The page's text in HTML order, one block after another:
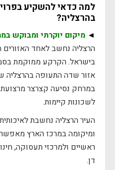
למה כדאי להשקיע
בהרצליה?
◄ מיקום יוקרתי ומבוקש
הרצליה נחשב לאחד האזורים
בישראל. הקרקע ממוקמת
אזור שדה התעופה בהרצליה
במרחק נסיעה קצרצר
לשכונות קיימות.
העיר הרצליה נחשבת
ומיקומה במרכז הארץ מאפשר
ראשיים ולמרכזי תעסוקה,
דן.